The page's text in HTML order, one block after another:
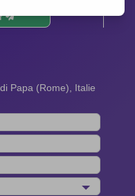
Papa (Rome), Italie